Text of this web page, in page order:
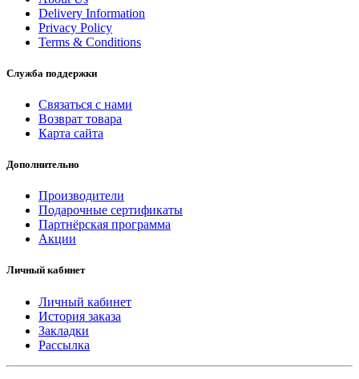
Delivery Information
Privacy Policy
Terms & Conditions
Служба поддержки
Связаться с нами
Возврат товара
Карта сайта
Дополнительно
Производители
Подарочные сертификаты
Партнёрская программа
Акции
Личный кабинет
Личный кабинет
История заказа
Закладки
Рассылка